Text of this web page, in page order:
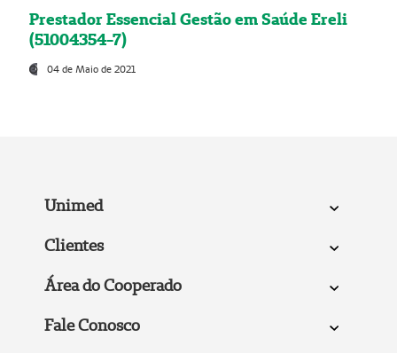
Prestador Essencial Gestão em Saúde Ereli
(51004354-7)
04 de Maio de 2021
Unimed
Clientes
Área do Cooperado
Fale Conosco